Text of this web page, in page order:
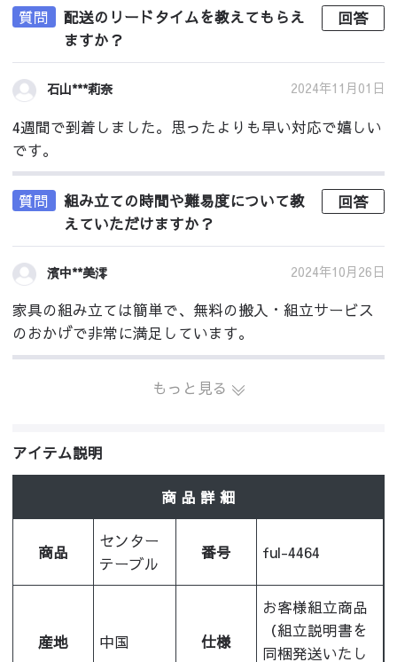
質問
配送のリードタイムを教えてもらえ
ますか？
回答
石山***莉奈 2024年11月01日
4週間で到着しました。思ったよりも早い対応で嬉しい
です。
質問
組み立ての時間や難易度について教
えていただけますか？
回答
濱中**美澪 2024年10月26日
家具の組み立ては簡単で、無料の搬入・組立サービス
のおかげで非常に満足しています。
もっと見る
アイテム説明
商 品 詳 細
商品
センター
テーブル
番号 ful-4464
産地 中国 仕様
お客様組立商品
（組立説明書を
同梱発送いたし